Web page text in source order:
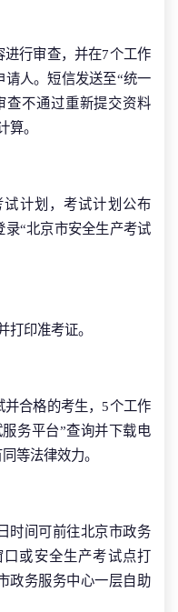
行审查，并在7个工作
请人。短信发送至“统一
查不通过重新提交资料
算。
计划，考试计划公布
“北京市安全生产考试
打印准考证。
合格的考生，5个工作
务平台”查询并下载电
等法律效力。
时间可前往北京市政务
或安全生产考试点打
政务服务中心一层自助